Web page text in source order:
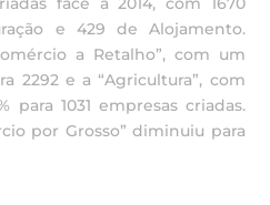
e 429 de Alojamento.
a Retalho”, com um
2292 e a “Agricultura”, com
para 1031 empresas criadas.
por Grosso” diminuiu para